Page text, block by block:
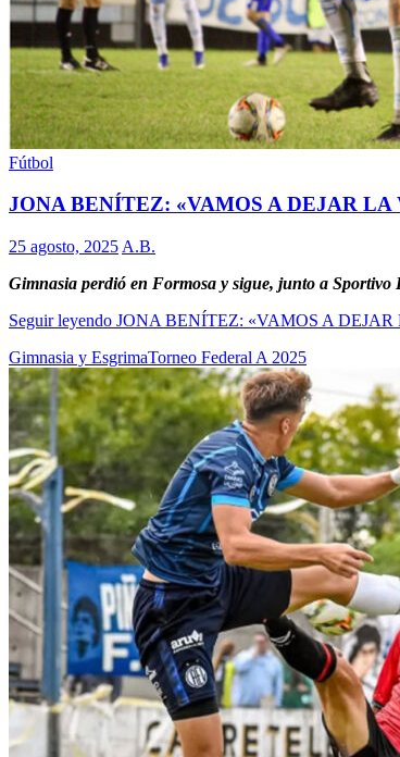
Fútbol
JONA BENÍTEZ: «VAMOS A DEJAR
25 agosto, 2025 A.B.
Gimnasia perdió en Formosa y sigue, junto a
Seguir leyendo JONA BENÍTEZ: «VAMOS A
Gimnasia y EsgrimaTorneo Federal A 2025